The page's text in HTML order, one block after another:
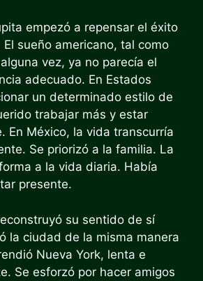
empezó a repensar el éxito
sueño americano, tal como
vez, ya no parecía el
adecuado. En Estados
un determinado estilo de
trabajar más y estar
En México, la vida transcurría
Se priorizó a la familia. La
a la vida diaria. Había
presente.
su sentido de sí
la ciudad de la misma manera
Nueva York, lenta e
Se esforzó por hacer amigos